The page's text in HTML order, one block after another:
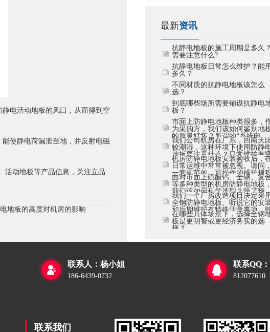
电活动地板的风口，从而得到空
使静电荷漏泄至地，并反射电磁
动地板等产品信息，关注立品
地板的高度对机房的影响
最新资讯
抗静电地板的施工周期是多久
需要注意什么?
抗静电地板日常怎么维护？能
多久？
不同材质的抗静电地板该怎么
选？
到底哪些场所需要铺设抗静电
板？
市面上防静电地板种类很多，
为采购方，我们该如何鉴别地
的质量好坏？所谓的“系统电
阻”为什么很重要？
我们公司机房在广东，回南天
较潮湿，这种环境下使用防静
地板要注意什么？日常维护有
些要点？
机房防静电地板安装验收后，
日常运维中常常被忽视。请问
一套规范的、可操作的维护规
应包含哪些内容？有哪些“小问
题”若不及时处理，会演变成“
故障”？
面对市面上硫酸钙、全钢、复
等多种类型的机房防静电地板
我们该如何科学选型？除了预
算，更应该从哪些实际维度进
考量，以避免“过度配置”或“配
置不足”？
我们一个厂房改造项目决定采
全钢防静电地板。听说它的安
和后期维护有特殊注意事项，
否详细说明在实际施工中容易
错的环节，以及如何建立有效
维护制度来保障其长期稳定运
在哪些具体场景下，选择全钢
板是更明智或更经济务实的选
择？

联系人：杨小姐
186-6439-0732

联系QQ：
812077610
联系我们